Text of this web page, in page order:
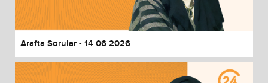
Arafta Sorular - 14 06 2026